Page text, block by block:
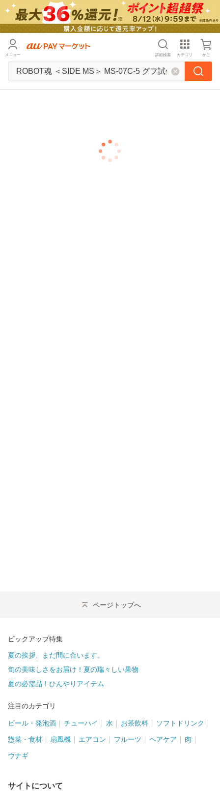
メニュー 詳細検索 カテゴリ かご
ページトップへ
ピックアップ特集
夏の挨拶、まだ間に合います。
旬の美味しさをお届け！夏の瑞々しい果物
夏の必需品！ひんやりアイテム
注目のカテゴリ
ビール・発泡酒 チューハイ 水 お茶飲料 ソフトドリンク
惣菜・食材 扇風機 エアコン フルーツ ヘアケア 肉
ウナギ
サイトについて